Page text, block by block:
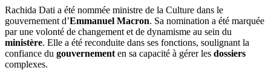
Rachida Dati a été nommée ministre de la Culture dans le
gouvernement d’Emmanuel Macron. Sa nomination a été marquée
par une volonté de changement et de dynamisme au sein du
ministère. Elle a été reconduite dans ses fonctions, soulignant la
confiance du gouvernement en sa capacité à gérer les dossiers
complexes.